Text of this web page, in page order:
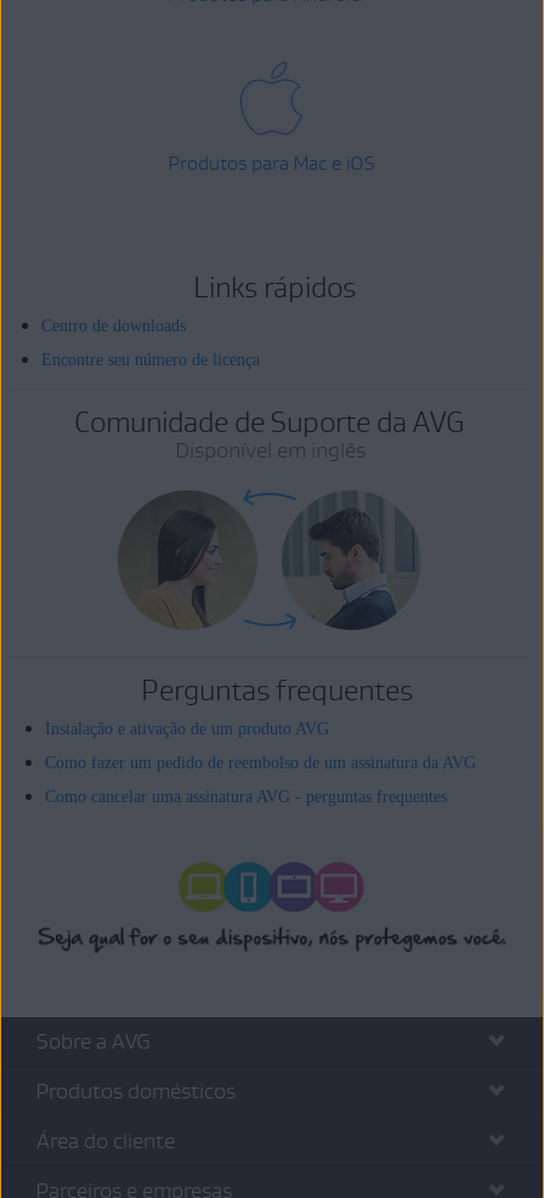
Produtos para Mac e iOS
Links rápidos
Centro de downloads
Encontre seu número de licença
Comunidade de Suporte da AVG
Disponível em inglês
Perguntas frequentes
Instalação e ativação de um produto AVG
Como fazer um pedido de reembolso de um assinatura da AVG
Como cancelar uma assinatura AVG - perguntas frequentes
Sobre a AVG
Produtos domésticos
Área do cliente
Parceiros e empresas